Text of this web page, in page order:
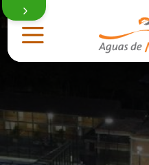
Nuestra gestión